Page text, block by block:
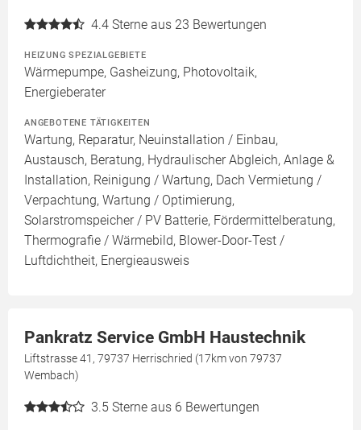
4.4 Sterne aus 23 Bewertungen
HEIZUNG SPEZIALGEBIETE
Wärmepumpe, Gasheizung, Photovoltaik,
Energieberater
ANGEBOTENE TÄTIGKEITEN
Wartung, Reparatur, Neuinstallation / Einbau,
Austausch, Beratung, Hydraulischer Abgleich, Anlage &
Installation, Reinigung / Wartung, Dach Vermietung /
Verpachtung, Wartung / Optimierung,
Solarstromspeicher / PV Batterie, Fördermittelberatung,
Thermografie / Wärmebild, Blower-Door-Test /
Luftdichtheit, Energieausweis
Pankratz Service GmbH Haustechnik
Liftstrasse 41, 79737 Herrischried (17km von 79737
Wembach)
3.5 Sterne aus 6 Bewertungen